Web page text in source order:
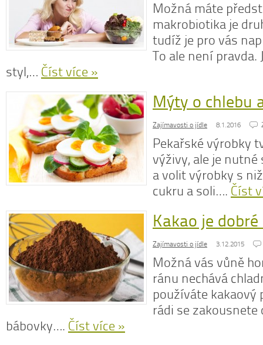
Možná máte
makrobiotika je
tudíž je pro vás
To ale není
styl,… Číst více »
Mýty o chlebu
Zajímavosti o jídle 8.1.2016
Pekařské výrobky
výživy, ale je
a volit výrobky s
cukru a soli…. Číst
Kakao je
Zajímavosti o jídle 3.12.2015
Možná vás vůně
ránu nechává
používáte kakaový
rádi se zakousnete
bábovky…. Číst více »